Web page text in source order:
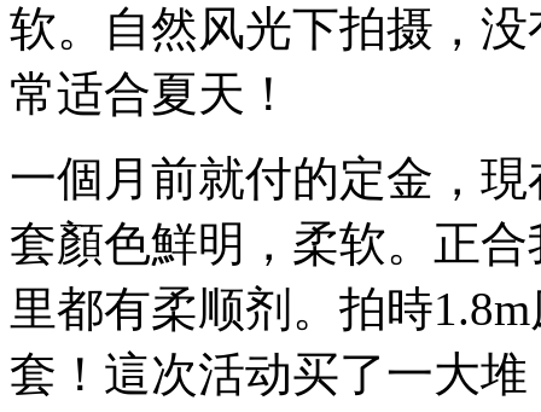
软。自然风光下拍摄，
常适合夏天！
一個月前就付的定金，
套顏色鮮明，柔软。正
里都有柔顺剂。拍時
套！這次活动买了一大